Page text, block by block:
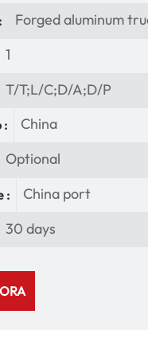
Forged aluminum
1
T/T;L/C;D/A;D/P
: China
Optional
: China port
30 days